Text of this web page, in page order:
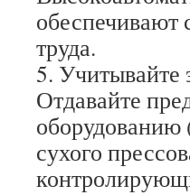
обеспечивают
труда.
5. Учитывайте
Отдавайте
оборудованию
сухого